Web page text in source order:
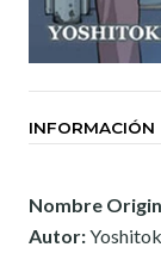
INFORMACIÓN
Nombre
Autor: